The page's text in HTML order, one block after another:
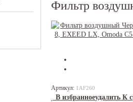
Фильтр
Артикул: 1AF260
В избранноеудалить К